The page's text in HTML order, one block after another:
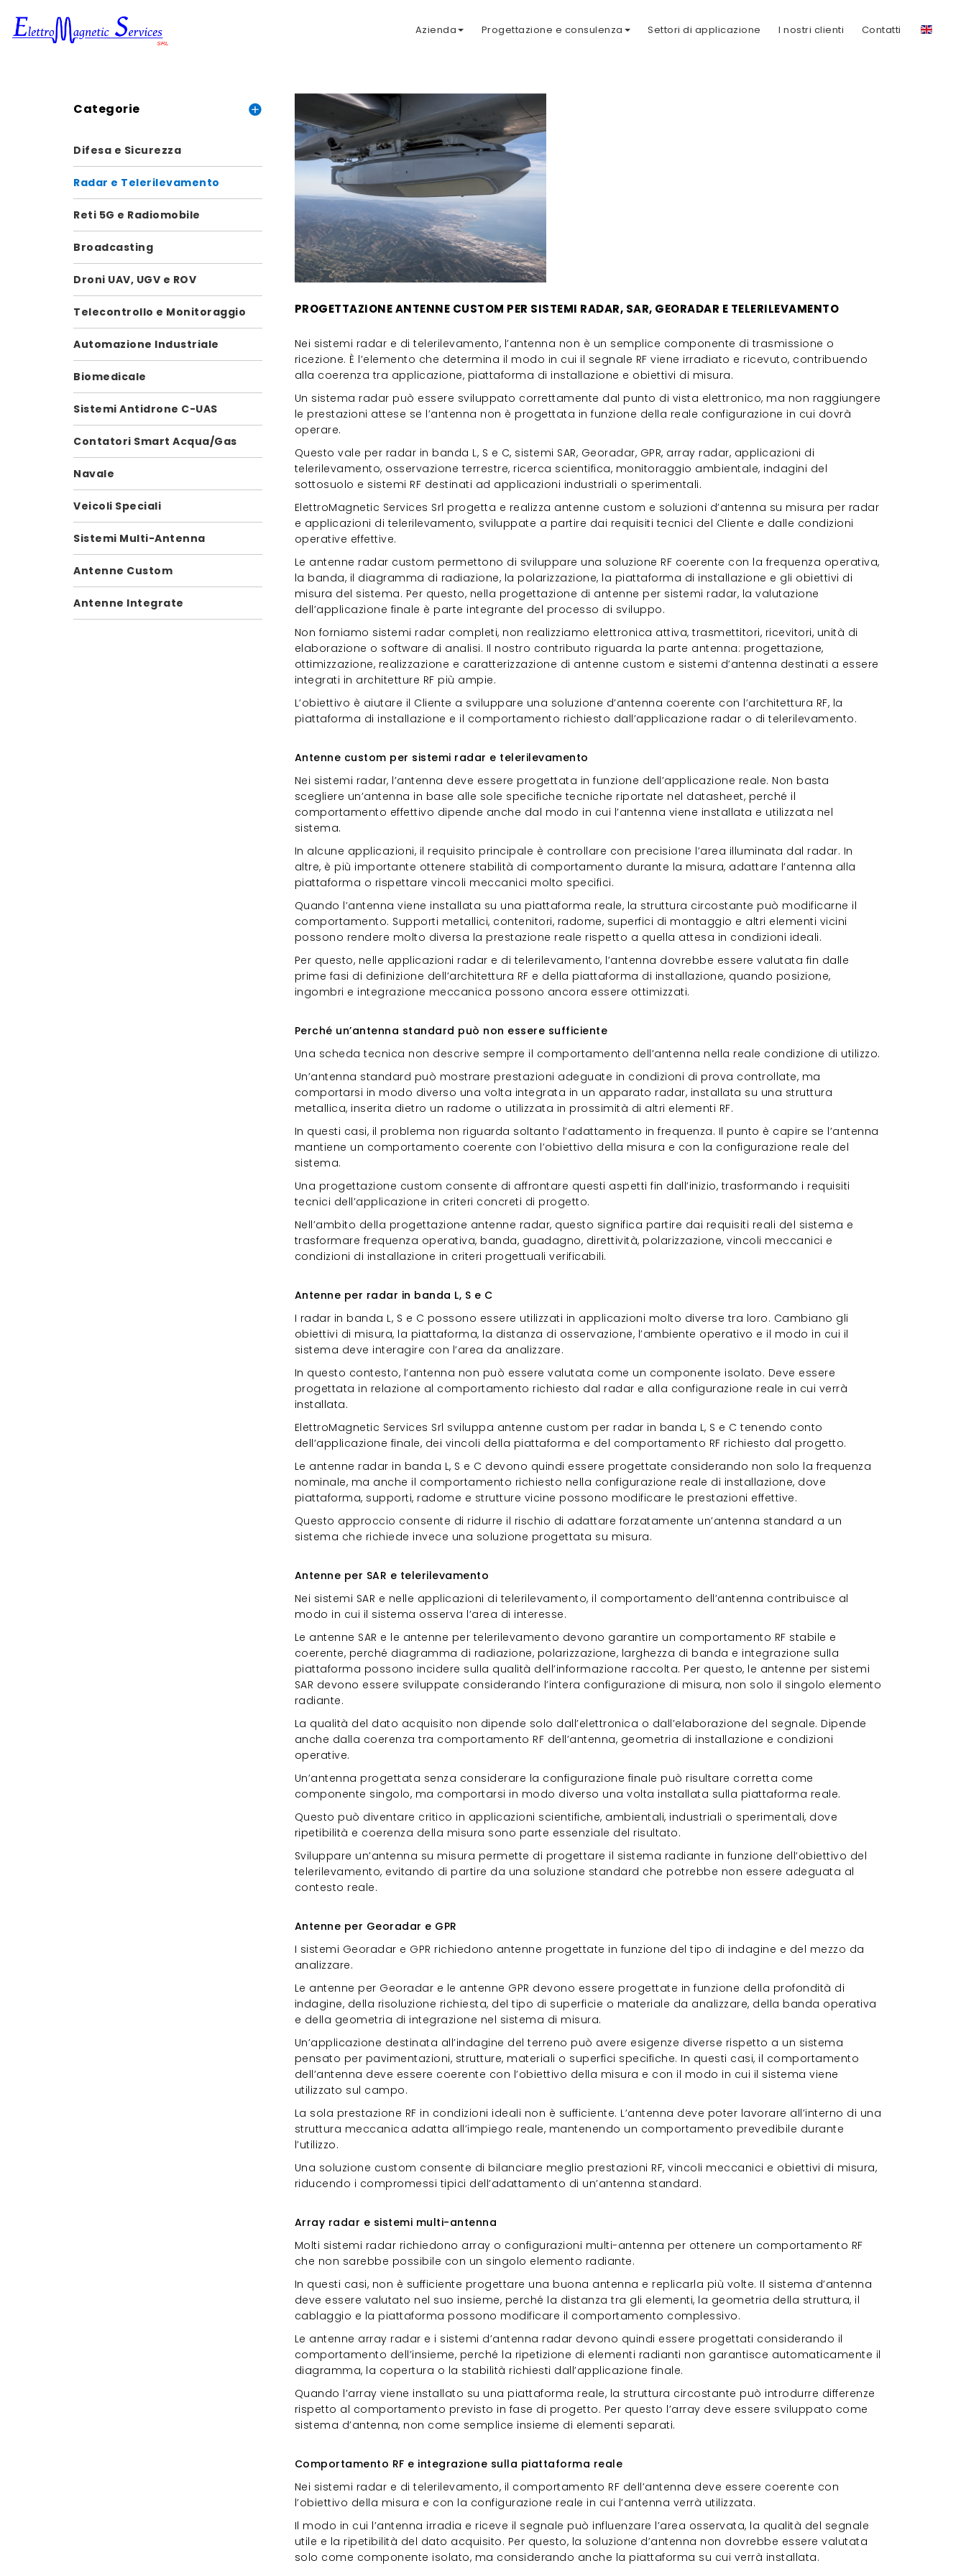
Azienda Progettazione e consulenza Settori di applicazione I nostri clienti Contatti
Categorie
Difesa e Sicurezza
Radar e Telerilevamento
Reti 5G e Radiomobile
Broadcasting
Droni UAV, UGV e ROV
Telecontrollo e Monitoraggio
Automazione Industriale
Biomedicale
Sistemi Antidrone C-UAS
Contatori Smart Acqua/Gas
Navale
Veicoli Speciali
Sistemi Multi-Antenna
Antenne Custom
Antenne Integrate
PROGETTAZIONE ANTENNE CUSTOM PER SISTEMI RADAR, SAR, GEORADAR E TELERILEVAMENTO
Nei sistemi radar e di telerilevamento, l’antenna non è un semplice componente di trasmissione o
ricezione. È l’elemento che determina il modo in cui il segnale RF viene irradiato e ricevuto, contribuendo
alla coerenza tra applicazione, piattaforma di installazione e obiettivi di misura.
Un sistema radar può essere sviluppato correttamente dal punto di vista elettronico, ma non raggiungere
le prestazioni attese se l’antenna non è progettata in funzione della reale configurazione in cui dovrà
operare.
Questo vale per radar in banda L, S e C, sistemi SAR, Georadar, GPR, array radar, applicazioni di
telerilevamento, osservazione terrestre, ricerca scientifica, monitoraggio ambientale, indagini del
sottosuolo e sistemi RF destinati ad applicazioni industriali o sperimentali.
ElettroMagnetic Services Srl progetta e realizza antenne custom e soluzioni d’antenna su misura per radar
e applicazioni di telerilevamento, sviluppate a partire dai requisiti tecnici del Cliente e dalle condizioni
operative effettive.
Le antenne radar custom permettono di sviluppare una soluzione RF coerente con la frequenza operativa,
la banda, il diagramma di radiazione, la polarizzazione, la piattaforma di installazione e gli obiettivi di
misura del sistema. Per questo, nella progettazione di antenne per sistemi radar, la valutazione
dell’applicazione finale è parte integrante del processo di sviluppo.
Non forniamo sistemi radar completi, non realizziamo elettronica attiva, trasmettitori, ricevitori, unità di
elaborazione o software di analisi. Il nostro contributo riguarda la parte antenna: progettazione,
ottimizzazione, realizzazione e caratterizzazione di antenne custom e sistemi d’antenna destinati a essere
integrati in architetture RF più ampie.
L’obiettivo è aiutare il Cliente a sviluppare una soluzione d’antenna coerente con l’architettura RF, la
piattaforma di installazione e il comportamento richiesto dall’applicazione radar o di telerilevamento.
Antenne custom per sistemi radar e telerilevamento
Nei sistemi radar, l’antenna deve essere progettata in funzione dell’applicazione reale. Non basta
scegliere un’antenna in base alle sole specifiche tecniche riportate nel datasheet, perché il
comportamento effettivo dipende anche dal modo in cui l’antenna viene installata e utilizzata nel
sistema.
In alcune applicazioni, il requisito principale è controllare con precisione l’area illuminata dal radar. In
altre, è più importante ottenere stabilità di comportamento durante la misura, adattare l’antenna alla
piattaforma o rispettare vincoli meccanici molto specifici.
Quando l’antenna viene installata su una piattaforma reale, la struttura circostante può modificarne il
comportamento. Supporti metallici, contenitori, radome, superfici di montaggio e altri elementi vicini
possono rendere molto diversa la prestazione reale rispetto a quella attesa in condizioni ideali.
Per questo, nelle applicazioni radar e di telerilevamento, l’antenna dovrebbe essere valutata fin dalle
prime fasi di definizione dell’architettura RF e della piattaforma di installazione, quando posizione,
ingombri e integrazione meccanica possono ancora essere ottimizzati.
Perché un’antenna standard può non essere sufficiente
Una scheda tecnica non descrive sempre il comportamento dell’antenna nella reale condizione di utilizzo.
Un’antenna standard può mostrare prestazioni adeguate in condizioni di prova controllate, ma
comportarsi in modo diverso una volta integrata in un apparato radar, installata su una struttura
metallica, inserita dietro un radome o utilizzata in prossimità di altri elementi RF.
In questi casi, il problema non riguarda soltanto l’adattamento in frequenza. Il punto è capire se l’antenna
mantiene un comportamento coerente con l’obiettivo della misura e con la configurazione reale del
sistema.
Una progettazione custom consente di affrontare questi aspetti fin dall’inizio, trasformando i requisiti
tecnici dell’applicazione in criteri concreti di progetto.
Nell’ambito della progettazione antenne radar, questo significa partire dai requisiti reali del sistema e
trasformare frequenza operativa, banda, guadagno, direttività, polarizzazione, vincoli meccanici e
condizioni di installazione in criteri progettuali verificabili.
Antenne per radar in banda L, S e C
I radar in banda L, S e C possono essere utilizzati in applicazioni molto diverse tra loro. Cambiano gli
obiettivi di misura, la piattaforma, la distanza di osservazione, l’ambiente operativo e il modo in cui il
sistema deve interagire con l’area da analizzare.
In questo contesto, l’antenna non può essere valutata come un componente isolato. Deve essere
progettata in relazione al comportamento richiesto dal radar e alla configurazione reale in cui verrà
installata.
ElettroMagnetic Services Srl sviluppa antenne custom per radar in banda L, S e C tenendo conto
dell’applicazione finale, dei vincoli della piattaforma e del comportamento RF richiesto dal progetto.
Le antenne radar in banda L, S e C devono quindi essere progettate considerando non solo la frequenza
nominale, ma anche il comportamento richiesto nella configurazione reale di installazione, dove
piattaforma, supporti, radome e strutture vicine possono modificare le prestazioni effettive.
Questo approccio consente di ridurre il rischio di adattare forzatamente un’antenna standard a un
sistema che richiede invece una soluzione progettata su misura.
Antenne per SAR e telerilevamento
Nei sistemi SAR e nelle applicazioni di telerilevamento, il comportamento dell’antenna contribuisce al
modo in cui il sistema osserva l’area di interesse.
Le antenne SAR e le antenne per telerilevamento devono garantire un comportamento RF stabile e
coerente, perché diagramma di radiazione, polarizzazione, larghezza di banda e integrazione sulla
piattaforma possono incidere sulla qualità dell’informazione raccolta. Per questo, le antenne per sistemi
SAR devono essere sviluppate considerando l’intera configurazione di misura, non solo il singolo elemento
radiante.
La qualità del dato acquisito non dipende solo dall’elettronica o dall’elaborazione del segnale. Dipende
anche dalla coerenza tra comportamento RF dell’antenna, geometria di installazione e condizioni
operative.
Un’antenna progettata senza considerare la configurazione finale può risultare corretta come
componente singolo, ma comportarsi in modo diverso una volta installata sulla piattaforma reale.
Questo può diventare critico in applicazioni scientifiche, ambientali, industriali o sperimentali, dove
ripetibilità e coerenza della misura sono parte essenziale del risultato.
Sviluppare un’antenna su misura permette di progettare il sistema radiante in funzione dell’obiettivo del
telerilevamento, evitando di partire da una soluzione standard che potrebbe non essere adeguata al
contesto reale.
Antenne per Georadar e GPR
I sistemi Georadar e GPR richiedono antenne progettate in funzione del tipo di indagine e del mezzo da
analizzare.
Le antenne per Georadar e le antenne GPR devono essere progettate in funzione della profondità di
indagine, della risoluzione richiesta, del tipo di superficie o materiale da analizzare, della banda operativa
e della geometria di integrazione nel sistema di misura.
Un’applicazione destinata all’indagine del terreno può avere esigenze diverse rispetto a un sistema
pensato per pavimentazioni, strutture, materiali o superfici specifiche. In questi casi, il comportamento
dell’antenna deve essere coerente con l’obiettivo della misura e con il modo in cui il sistema viene
utilizzato sul campo.
La sola prestazione RF in condizioni ideali non è sufficiente. L’antenna deve poter lavorare all’interno di una
struttura meccanica adatta all’impiego reale, mantenendo un comportamento prevedibile durante
l’utilizzo.
Una soluzione custom consente di bilanciare meglio prestazioni RF, vincoli meccanici e obiettivi di misura,
riducendo i compromessi tipici dell’adattamento di un’antenna standard.
Array radar e sistemi multi-antenna
Molti sistemi radar richiedono array o configurazioni multi-antenna per ottenere un comportamento RF
che non sarebbe possibile con un singolo elemento radiante.
In questi casi, non è sufficiente progettare una buona antenna e replicarla più volte. Il sistema d’antenna
deve essere valutato nel suo insieme, perché la distanza tra gli elementi, la geometria della struttura, il
cablaggio e la piattaforma possono modificare il comportamento complessivo.
Le antenne array radar e i sistemi d’antenna radar devono quindi essere progettati considerando il
comportamento dell’insieme, perché la ripetizione di elementi radianti non garantisce automaticamente il
diagramma, la copertura o la stabilità richiesti dall’applicazione finale.
Quando l’array viene installato su una piattaforma reale, la struttura circostante può introdurre differenze
rispetto al comportamento previsto in fase di progetto. Per questo l’array deve essere sviluppato come
sistema d’antenna, non come semplice insieme di elementi separati.
Comportamento RF e integrazione sulla piattaforma reale
Nei sistemi radar e di telerilevamento, il comportamento RF dell’antenna deve essere coerente con
l’obiettivo della misura e con la configurazione reale in cui l’antenna verrà utilizzata.
Il modo in cui l’antenna irradia e riceve il segnale può influenzare l’area osservata, la qualità del segnale
utile e la ripetibilità del dato acquisito. Per questo, la soluzione d’antenna non dovrebbe essere valutata
solo come componente isolato, ma considerando anche la piattaforma su cui verrà installata.